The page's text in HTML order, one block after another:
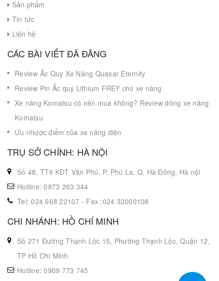
Sản phẩm
Tin tức
Liên hệ
CÁC BÀI VIẾT ĐÃ ĐĂNG
Review Ắc Quy Xe Nâng Quasar Eternity
Review Pin Ắc quy Lithium FREY cho xe nâng
Xe nâng Komatsu có nên mua không? Review dòng xe nâng
Komatsu
Ưu nhược điểm của xe nâng điện
TRỤ SỞ CHÍNH: HÀ NỘI
Số 48, TT9 KĐT Văn Phú, P. Phú La, Q. Hà Đông, Hà nội
Hotline: 0973 263 344
Tel: 024 668 22107 - Fax :024 32000108
CHI NHÁNH: HỒ CHÍ MINH
Số 271 Đường Thạnh Lộc 15, Phường Thạnh Lộc, Quận 12,
TP Hồ Chí Minh
Hotline: 0909 773 745